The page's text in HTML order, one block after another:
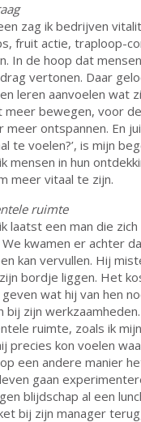
zag ik bedrijven
fruit actie, traploop-
In de hoop dat
vertonen. Daar
leren aanvoelen wat
meer bewegen, voor
meer ontspannen. En
te voelen?’, is mijn
mensen in hun
meer vitaal te zijn.
ruimte
laatst een man die
We kwamen er achter
kan vervullen. Hij
bordje liggen. Het
wat hij van hen
bij zijn
ruimte, zoals ik
precies kon voelen
een andere manier
gaan
blijdschap al een
bij zijn manager